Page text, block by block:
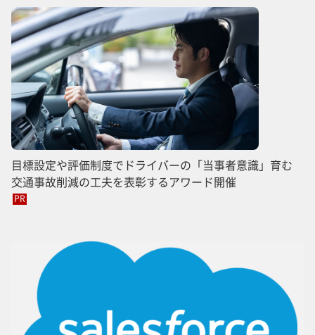
目標設定や評価制度でドライバーの「当事者意識」育む
交通事故削減の工夫を表彰するアワード開催
PR